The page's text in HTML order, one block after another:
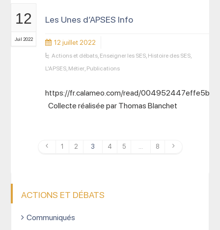
12
Juil 2022
Les Unes d’APSES Info
12 juillet 2022
Actions et débats, Enseigner les SES, Histoire des SES,
L'APSES, Métier, Publications
https://fr.calameo.com/read/
Collecte réalisée par Thomas Blanchet
1 2 3 4 5 … 8
ACTIONS ET DÉBATS
Communiqués